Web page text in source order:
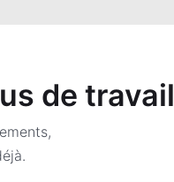
de travail